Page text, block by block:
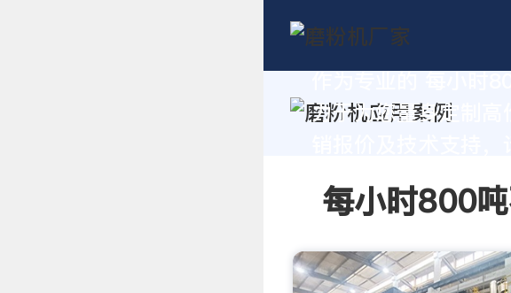
力于为您量身定制高
每小时800